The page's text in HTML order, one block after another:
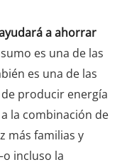
a ahorrar
es una de las
es una de las
producir energía
la combinación de
más familias y
incluso la